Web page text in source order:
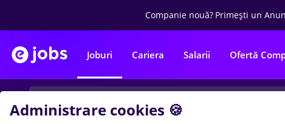
Companie nouă? Primești un
Joburi Cariera Salarii Ofertă
Administrare cookies 🍪